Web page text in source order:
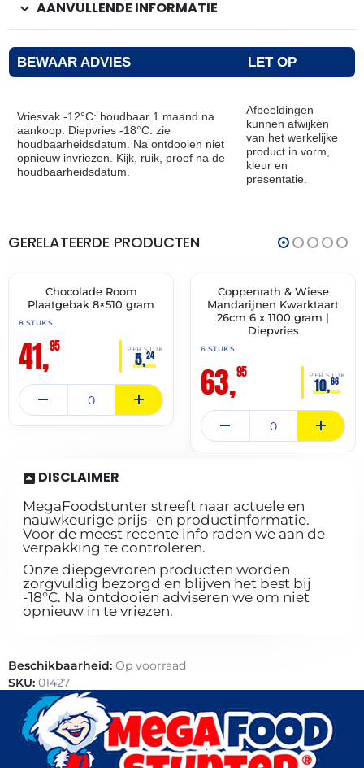
AANVULLENDE INFORMATIE
BEWAAR ADVIES LET OP
Vriesvak -12°C: houdbaar 1 maand na
aankoop. Diepvries -18°C: zie
houdbaarheidsdatum. Na ontdooien niet
opnieuw invriezen. Kijk, ruik, proef na de
houdbaarheidsdatum.
Afbeeldingen
kunnen afwijken
van het werkelijke
product in vorm,
kleur en
presentatie.
GERELATEERDE PRODUCTEN
✓ VAST ASSORTIMENT
THT:
30-
Chocolade Room
Plaatgebak 8×510 gram
8 STUKS
41,95 PER STUK
5,24
✓ VAST ASSORTIMENT
Coppenrath & Wiese
Mandarijnen Kwarktaart
26cm 6 x 1100 gram |
Diepvries
6 STUKS
63,95 PER STUK
10,66
DISCLAIMER
MegaFoodstunter streeft naar actuele en
nauwkeurige prijs- en productinformatie.
Voor de meest recente info raden we aan de
verpakking te controleren.
Onze diepgevroren producten worden
zorgvuldig bezorgd en blijven het best bij
-18°C. Na ontdooien adviseren we om niet
opnieuw in te vriezen.
Beschikbaarheid: Op voorraad
SKU: 01427
Categorieën:Cookies